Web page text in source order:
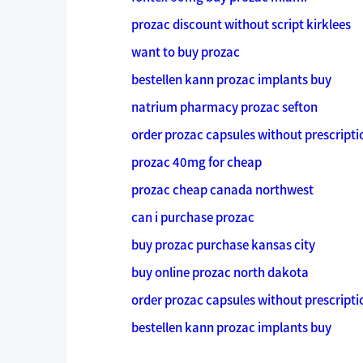
prozac discount without script kirklees
want to buy prozac
bestellen kann prozac implants buy
natrium pharmacy prozac sefton
order prozac capsules without
prozac 40mg for cheap
prozac cheap canada northwest
can i purchase prozac
buy prozac purchase kansas city
buy online prozac north dakota
order prozac capsules without
bestellen kann prozac implants buy